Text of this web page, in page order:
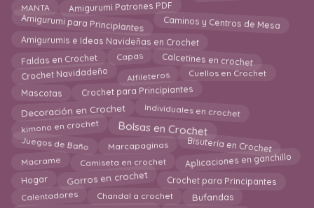
MANTA Amigurumi Patrones PDF
Amigurumi para Principiantes Caminos y Centros de Mesa
Amigurumis e Ideas Navideñas en Crochet
Faldas en Crochet Capas Calcetines en crochet
Crochet Navidadeño Alfileteros Cuellos en Crochet
Mascotas Crochet para Principiantes
Decoración en Crochet Individuales en crochet
kimono en crochet Bolsas en Crochet
Juegos de Baño Marcapaginas Bisutería en Crochet
Macrame Camiseta en crochet Aplicaciones en ganchillo
Hogar Gorros en crochet Crochet para Principantes
Calentadores Chandal a crochet Bufandas